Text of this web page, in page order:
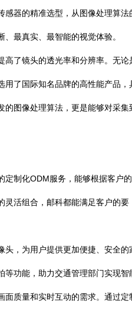
感器的精准选型，从图像处理算法
最真实、最智能的视觉体验。
了镜头的透光率和分辨率。无论
用了国际知名品牌的高性能产品，
图像处理算法，更是能够对采集
制化ODM服务，能够根据客户
灵活组合，邮科都能满足客户的要
，为用户提供更加便捷、安全的
等功能，助力交通管理部门实现智
质量和实时互动的需求。通过定